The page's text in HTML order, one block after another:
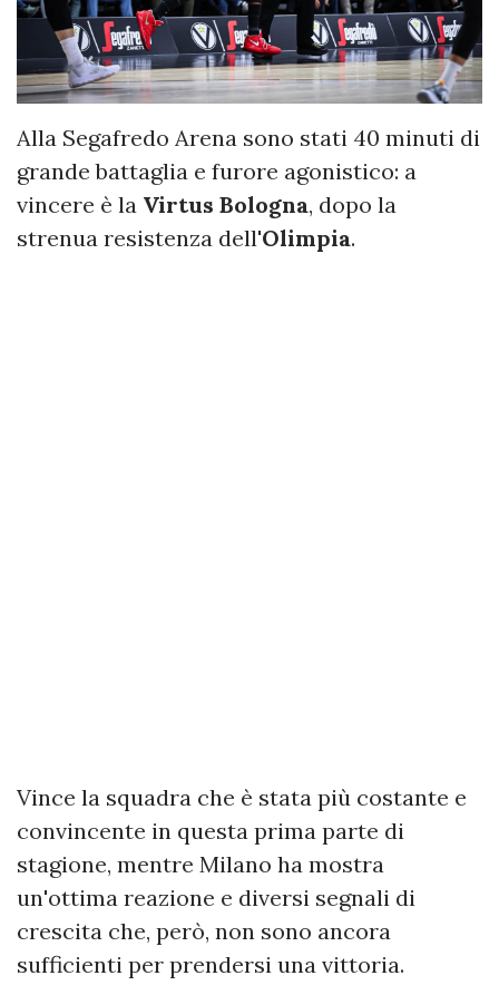
Alla Segafredo Arena sono stati 40 minuti di
grande battaglia e furore agonistico: a
vincere è la Virtus Bologna, dopo la
strenua resistenza dell'Olimpia.
Vince la squadra che è stata più costante e
convincente in questa prima parte di
stagione, mentre Milano ha mostra
un'ottima reazione e diversi segnali di
crescita che, però, non sono ancora
sufficienti per prendersi una vittoria.